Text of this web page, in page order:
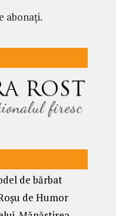
abonați.
de bărbat
de Humor